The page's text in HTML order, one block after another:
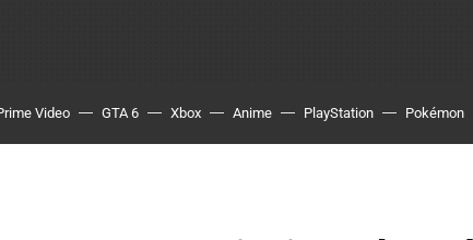
Video GTA 6 Xbox Anime PlayStation Pokémon